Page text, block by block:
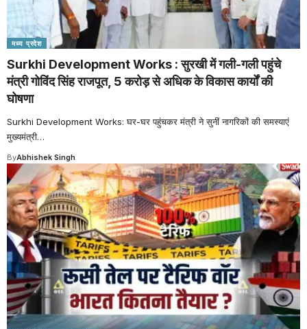
मध्य प्रदेश
Surkhi Development Works : सुरखी में गली-गली पहुंचे
मंत्री गोविंद सिंह राजपूत, 5 करोड़ से अधिक के विकास कार्यों की
घोषणा
Surkhi Development Works: घर-घर पहुंचकर मंत्री ने सुनीं नागरिकों की समस्याएं
मुख्यमंत्री…
ByAbhishek Singh